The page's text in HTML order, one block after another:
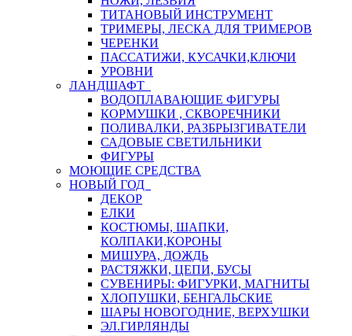
ТИТАНОВЫЙ ИНСТРУМЕНТ
ТРИМЕРЫ, ЛЕСКА ДЛЯ ТРИМЕРОВ
ЧЕРЕНКИ
ПАССАТИЖИ, КУСАЧКИ,КЛЮЧИ
УРОВНИ
ЛАНДШАФТ
ВОДОПЛАВАЮЩИЕ ФИГУРЫ
КОРМУШКИ , СКВОРЕЧНИКИ
ПОЛИВАЛКИ, РАЗБРЫЗГИВАТЕЛИ
САДОВЫЕ СВЕТИЛЬНИКИ
ФИГУРЫ
МОЮЩИЕ СРЕДСТВА
НОВЫЙ ГОД
ДЕКОР
ЕЛКИ
КОСТЮМЫ, ШАПКИ,
КОЛПАКИ,КОРОНЫ
МИШУРА, ДОЖДЬ
РАСТЯЖКИ, ЦЕПИ, БУСЫ
СУВЕНИРЫ: ФИГУРКИ, МАГНИТЫ
ХЛОПУШКИ, БЕНГАЛЬСКИЕ
ШАРЫ НОВОГОДНИЕ, ВЕРХУШКИ
ЭЛ.ГИРЛЯНДЫ